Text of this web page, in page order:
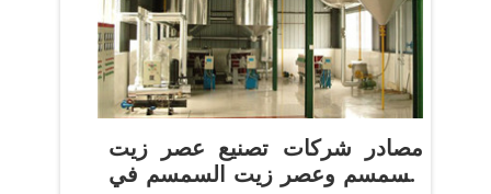
مصادر شركات تصنيع عصر زيت
السمسم وعصر زيت السمسم في